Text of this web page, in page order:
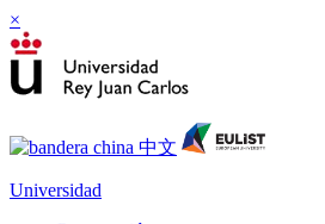
×
Universidad